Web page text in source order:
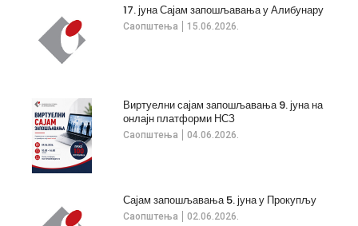
Саопштења 15.06.2026.
17. јуна Сајам запошљавања у Алибунару
Саопштења 04.06.2026.
Виртуелни сајам запошљавања 9. јуна на
онлајн платформи НСЗ
Саопштења 02.06.2026.
Сајам запошљавања 5. јуна у Прокупљу